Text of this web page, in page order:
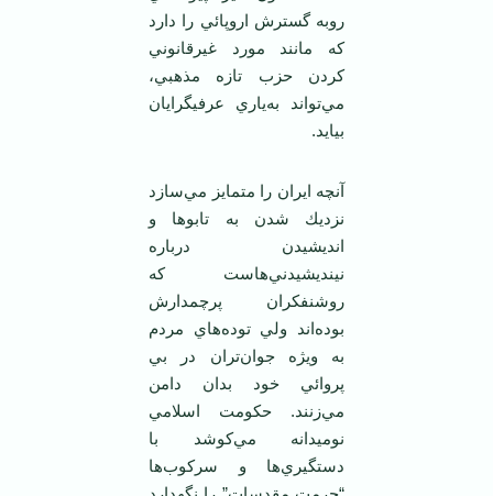
روبه گسترش اروپائي را دارد
كه مانند مورد غيرقانوني
كردن حزب تازه مذهبي،
مي‌تواند به‌ياري عرفيگرايان
بيايد.
آنچه ايران را متمايز مي‌سازد
نزديك شدن به تابوها و
انديشيدن درباره
نينديشيدني‌هاست كه
روشنفكران پرچمدارش
بوده‌اند ولي توده‌هاي مردم
به ويژه جوان‌تران در بي
پروائي خود بدان دامن
مي‌زنند. حكومت اسلامي
نوميدانه مي‌كوشد با
دستگيري‌ها و سركوب‌ها